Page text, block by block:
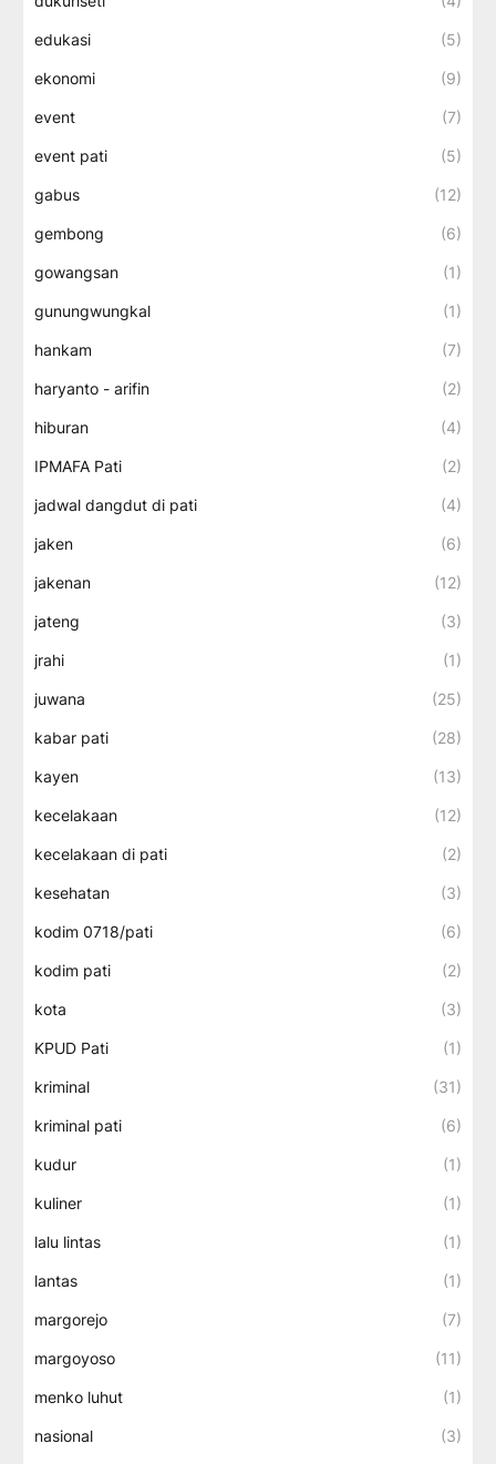
edukasi (5)
ekonomi (9)
event (7)
event pati (5)
gabus (12)
gembong (6)
gowangsan (1)
gunungwungkal (1)
hankam (7)
haryanto - arifin (2)
hiburan (4)
IPMAFA Pati (2)
jadwal dangdut di pati (4)
jaken (6)
jakenan (12)
jateng (3)
jrahi (1)
juwana (25)
kabar pati (28)
kayen (13)
kecelakaan (12)
kecelakaan di pati (2)
kesehatan (3)
kodim 0718/pati (6)
kodim pati (2)
kota (3)
KPUD Pati (1)
kriminal (31)
kriminal pati (6)
kudur (1)
kuliner (1)
lalu lintas (1)
lantas (1)
margorejo (7)
margoyoso (11)
menko luhut (1)
nasional (3)